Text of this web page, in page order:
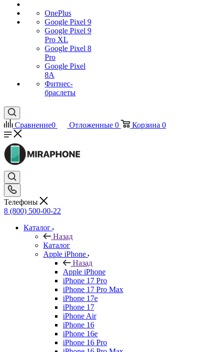
OnePlus
Google Pixel 9
Google Pixel 9
Pro XL
Google Pixel 8
Pro
Google Pixel
8A
Фитнес-
браслеты
Сравнение0 Отложенные 0 Корзина 0
Телефоны
8 (800) 500-00-22
Каталог
Назад
Каталог
Apple iPhone
Назад
Apple iPhone
iPhone 17 Pro
iPhone 17 Pro Max
iPhone 17e
iPhone 17
iPhone Air
iPhone 16
iPhone 16e
iPhone 16 Pro